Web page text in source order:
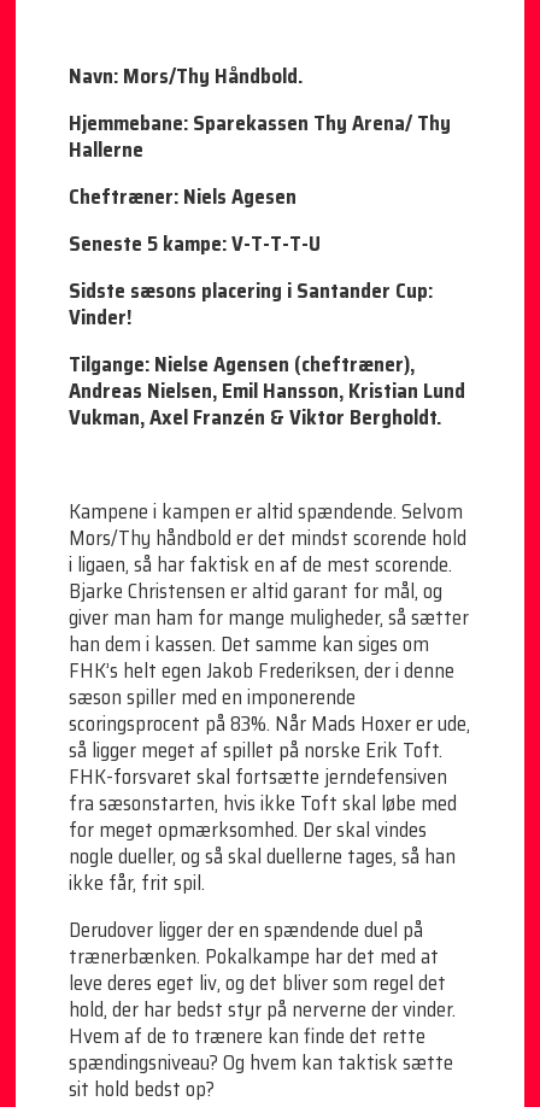
Navn: Mors/Thy Håndbold.
Hjemmebane: Sparekassen Thy Arena/ Thy
Hallerne
Cheftræner: Niels Agesen
Seneste 5 kampe: V-T-T-T-U
Sidste sæsons placering i Santander Cup:
Vinder!
Tilgange: Nielse Agensen (cheftræner),
Andreas Nielsen, Emil Hansson, Kristian Lund
Vukman, Axel Franzén & Viktor Bergholdt.
Kampene i kampen er altid spændende. Selvom
Mors/Thy håndbold er det mindst scorende hold
i ligaen, så har faktisk en af de mest scorende.
Bjarke Christensen er altid garant for mål, og
giver man ham for mange muligheder, så sætter
han dem i kassen. Det samme kan siges om
FHK’s helt egen Jakob Frederiksen, der i denne
sæson spiller med en imponerende
scoringsprocent på 83%. Når Mads Hoxer er ude,
så ligger meget af spillet på norske Erik Toft.
FHK-forsvaret skal fortsætte jerndefensiven
fra sæsonstarten, hvis ikke Toft skal løbe med
for meget opmærksomhed. Der skal vindes
nogle dueller, og så skal duellerne tages, så han
ikke får, frit spil.
Derudover ligger der en spændende duel på
trænerbænken. Pokalkampe har det med at
leve deres eget liv, og det bliver som regel det
hold, der har bedst styr på nerverne der vinder.
Hvem af de to trænere kan finde det rette
spændingsniveau? Og hvem kan taktisk sætte
sit hold bedst op?